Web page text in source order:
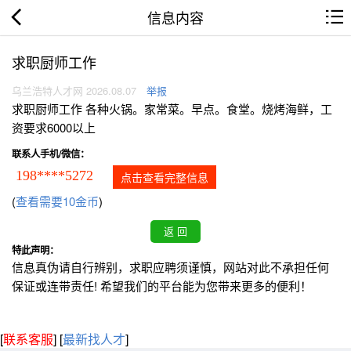
信息内容
求职厨师工作
乌兰浩特人才网 2026.08.07 举报
求职厨师工作 各种火锅。家常菜。早点。食堂。烧烤海鲜，工
资要求6000以上
联系人手机/微信：
198****5272 点击查看完整信息
(查看需要10金币)
特此声明：
信息真伪请自行辨别，求职应聘须谨慎，网站对此不承担任何
保证或连带责任! 希望我们的平台能为您带来更多的便利！
[联系客服] [最新找人才]